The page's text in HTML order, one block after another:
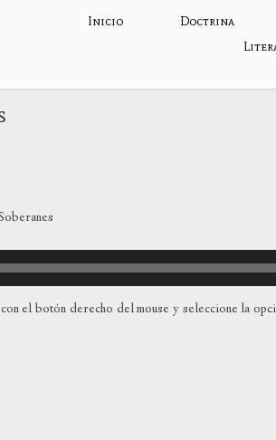
Inicio Doctrina
con el botón derecho del mouse y seleccione la